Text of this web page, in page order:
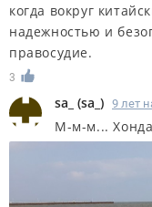
когда вокруг
надежностью и
правосудие.
3
sa_ (sa_ ) 9 лет
М-м-м...